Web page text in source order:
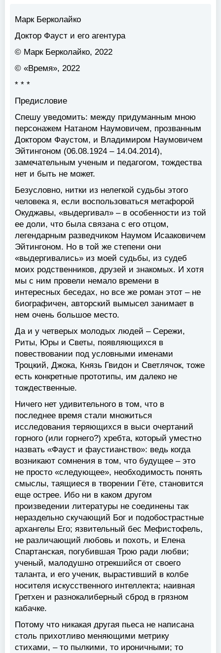
Марк Берколайко
Доктор Фауст и его агентура
© Марк Берколайко, 2022
© «Время», 2022
* * *
Предисловие
Спешу уведомить: между придуманным мною
персонажем Натаном Наумовичем, прозванным
Доктором Фаустом, и Владимиром Наумовичем
Эйтингоном (06.08.1924 – 14.04.2014),
замечательным ученым и педагогом, тождества
нет и быть не может.
Безусловно, нитки из нелегкой судьбы этого
человека я, если воспользоваться метафорой
Окуджавы, «выдергивал» – в особенности из той
ее доли, что была связана с его отцом,
легендарным разведчиком Наумом Исааковичем
Эйтингоном. Но в той же степени они
«выдергивались» из моей судьбы, из судеб
моих родственников, друзей и знакомых. И хотя
мы с ним провели немало времени в
интересных беседах, но все же роман этот – не
биографичен, авторский вымысел занимает в
нем очень большое место.
Да и у четверых молодых людей – Сережи,
Риты, Юры и Светы, появляющихся в
повествовании под условными именами
Троцкий, Джока, Князь Гвидон и Светлячок, тоже
есть конкретные прототипы, им далеко не
тождественные.
Ничего нет удивительного в том, что в
последнее время стали множиться
исследования теряющихся в выси очертаний
горного (или горнего?) хребта, который уместно
назвать «Фауст и фаустианство»: ведь когда
возникают сомнения в том, что будущее – это
не просто «следующее», необходимость понять
смыслы, таящиеся в творении Гёте, становится
еще острее. Ибо ни в каком другом
произведении литературы не соединены так
нераздельно скучающий Бог и подобострастные
архангелы Его; язвительный бес Мефистофель,
не различающий любовь и похоть, и Елена
Спартанская, погубившая Трою ради любви;
ученый, малодушно отрекшийся от своего
таланта, и его ученик, вырастивший в колбе
носителя искусственного интеллекта; наивная
Гретхен и разнокалиберный сброд в грязном
кабачке.
Потому что никакая другая пьеса не написана
столь прихотливо меняющими метрику
стихами, – то пылкими, то ироничными; то